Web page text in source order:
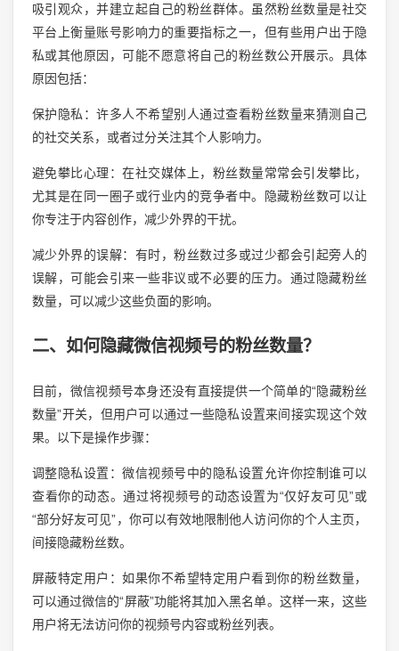
吸引观众，并建立起自己的粉丝群体。虽然粉丝数量是社交
平台上衡量账号影响力的重要指标之一，但有些用户出于隐
私或其他原因，可能不愿意将自己的粉丝数公开展示。具体
原因包括：
保护隐私：许多人不希望别人通过查看粉丝数量来猜测自己
的社交关系，或者过分关注其个人影响力。
避免攀比心理：在社交媒体上，粉丝数量常常会引发攀比，
尤其是在同一圈子或行业内的竞争者中。隐藏粉丝数可以让
你专注于内容创作，减少外界的干扰。
减少外界的误解：有时，粉丝数过多或过少都会引起旁人的
误解，可能会引来一些非议或不必要的压力。通过隐藏粉丝
数量，可以减少这些负面的影响。
二、如何隐藏微信视频号的粉丝数量？
目前，微信视频号本身还没有直接提供一个简单的“隐藏粉丝
数量”开关，但用户可以通过一些隐私设置来间接实现这个效
果。以下是操作步骤：
调整隐私设置：微信视频号中的隐私设置允许你控制谁可以
查看你的动态。通过将视频号的动态设置为“仅好友可见”或
“部分好友可见”，你可以有效地限制他人访问你的个人主页，
间接隐藏粉丝数。
屏蔽特定用户：如果你不希望特定用户看到你的粉丝数量，
可以通过微信的“屏蔽”功能将其加入黑名单。这样一来，这些
用户将无法访问你的视频号内容或粉丝列表。